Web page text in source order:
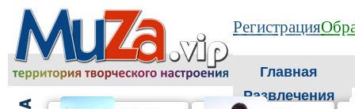
Регистрация
Главная
Развлечения